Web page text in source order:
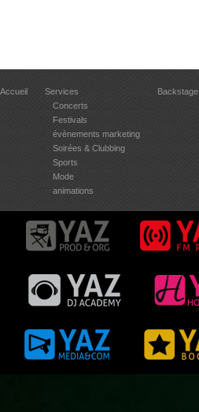
Accueil
Services
Concerts
Festivals
évènements marketing
Soirées & Clubbing
Sports
Mode
animations
Backstage